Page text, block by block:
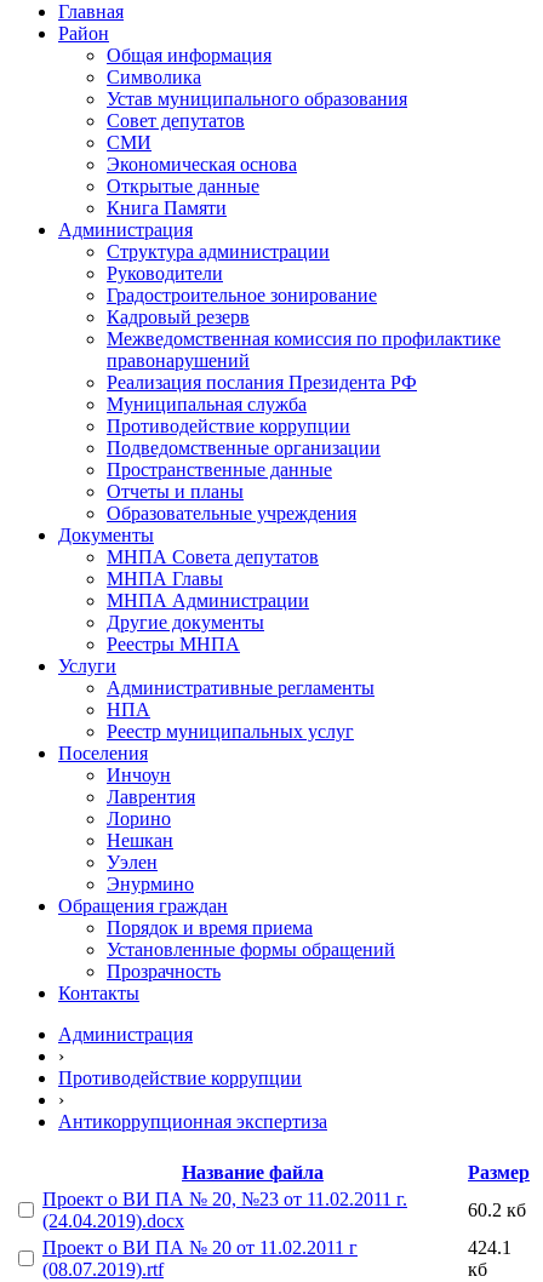
Главная
Район
Общая информация
Символика
Устав муниципального образования
Совет депутатов
СМИ
Экономическая основа
Открытые данные
Книга Памяти
Администрация
Структура администрации
Руководители
Градостроительное зонирование
Кадровый резерв
Межведомственная комиссия по профилактике
правонарушений
Реализация послания Президента РФ
Муниципальная служба
Противодействие коррупции
Подведомственные организации
Пространственные данные
Отчеты и планы
Образовательные учреждения
Документы
МНПА Совета депутатов
МНПА Главы
МНПА Администрации
Другие документы
Реестры МНПА
Услуги
Административные регламенты
НПА
Реестр муниципальных услуг
Поселения
Инчоун
Лаврентия
Лорино
Нешкан
Уэлен
Энурмино
Обращения граждан
Порядок и время приема
Установленные формы обращений
Прозрачность
Контакты
Администрация
›
Противодействие коррупции
›
Антикоррупционная экспертиза
Название файла
Размер
Проект о ВИ ПА № 20, №23 от 11.02.2011 г.
(24.04.2019).docx
60.2 кб
Проект о ВИ ПА № 20 от 11.02.2011 г
(08.07.2019).rtf
424.1
кб